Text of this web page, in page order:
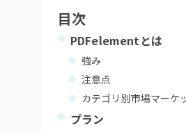
目次
PDFelementとは
強み
注意点
カテゴリ別市場マーケ
プラン